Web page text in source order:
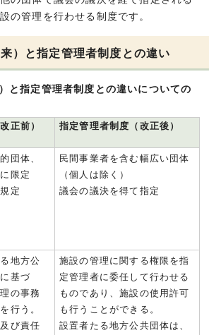
の管理を行わせる制度です。
）と指定管理者制度との違い
と指定管理者制度との違いについての
正前） 指定管理者制度（改正後）
団体、
限定
定
民間事業者を含む幅広い団体
（個人は除く）
議会の議決を得て指定
地方公
基づ
の事務
行う。
び責任
施設の管理に関する権限を指
定管理者に委任して行わせる
ものであり、施設の使用許可
も行うことができる。
設置者たる地方公共団体は、